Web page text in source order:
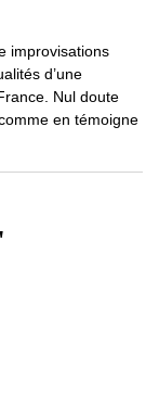
improvisations
d’une
Nul doute
en témoigne